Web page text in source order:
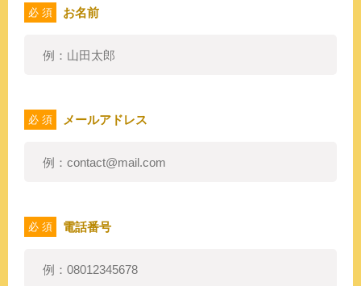
必 須 お名前
必 須 メールアドレス
必 須 電話番号